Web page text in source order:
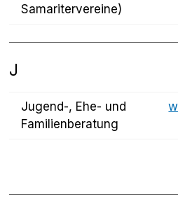
Samaritervereine)
J
Jugend-, Ehe- und
Familienberatung